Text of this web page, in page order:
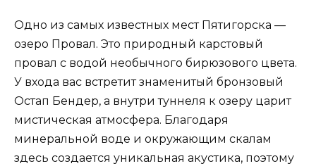
Одно из самых известных мест Пятигорска —
озеро Провал. Это природный карстовый
провал с водой необычного бирюзового цвета.
У входа вас встретит знаменитый бронзовый
Остап Бендер, а внутри туннеля к озеру царит
мистическая атмосфера. Благодаря
минеральной воде и окружающим скалам
здесь создается уникальная акустика, поэтому